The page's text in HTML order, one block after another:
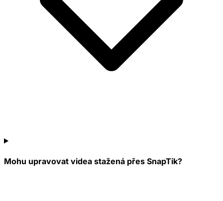
Mohu upravovat videa stažená přes SnapTik?